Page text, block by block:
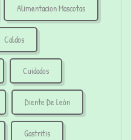
Alimentacion Mascotas
Caldos
Cuidados
Diente De León
Gastritis